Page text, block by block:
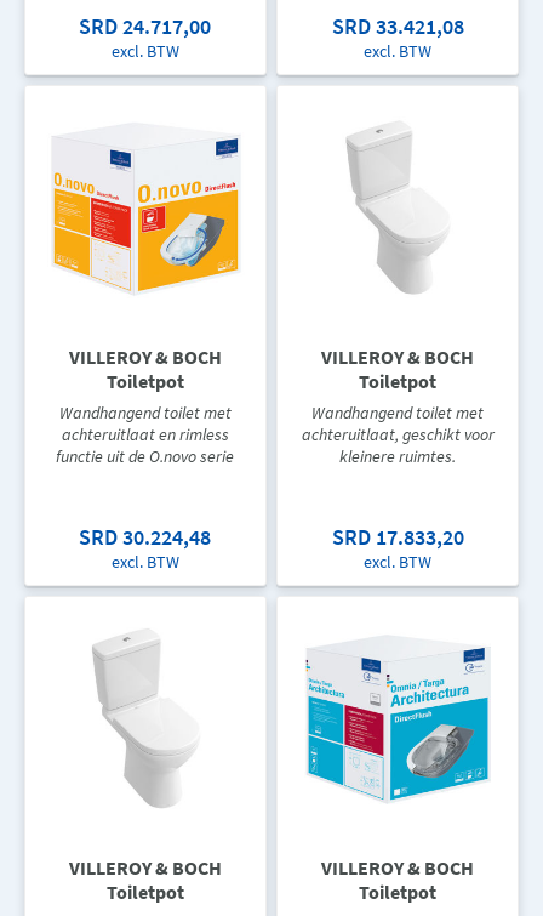
SRD 24.717,00
excl. BTW
SRD 33.421,08
excl. BTW
VILLEROY & BOCH
Toiletpot
Wandhangend toilet met
achteruitlaat en rimless
functie uit de O.novo serie
SRD 30.224,48
excl. BTW
VILLEROY & BOCH
Toiletpot
Wandhangend toilet met
achteruitlaat, geschikt voor
kleinere ruimtes.
SRD 17.833,20
excl. BTW
VILLEROY & BOCH
Toiletpot
VILLEROY & BOCH
Toiletpot